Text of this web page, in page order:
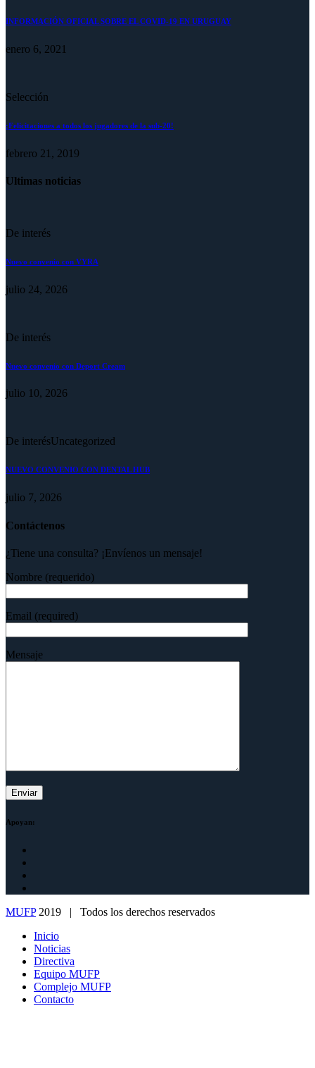
INFORMACIÓN OFICIAL SOBRE EL COVID-19 EN URUGUAY
enero 6, 2021
Selección
¡Felicitaciones a todos los jugadores de la sub-20!
febrero 21, 2019
Ultimas noticias
De interés
Nuevo convenio con VYRA
julio 24, 2026
De interés
Nuevo convenio con Deport Cream
julio 10, 2026
De interésUncategorized
NUEVO CONVENIO CON DENTAL HUB
julio 7, 2026
Contáctenos
¿Tiene una consulta? ¡Envíenos un mensaje!
Nombre (requerido)
Email (required)
Mensaje
Apoyan:
MUFP2019 | Todos los derechos reservados
Inicio
Noticias
Directiva
Equipo MUFP
Complejo MUFP
Contacto